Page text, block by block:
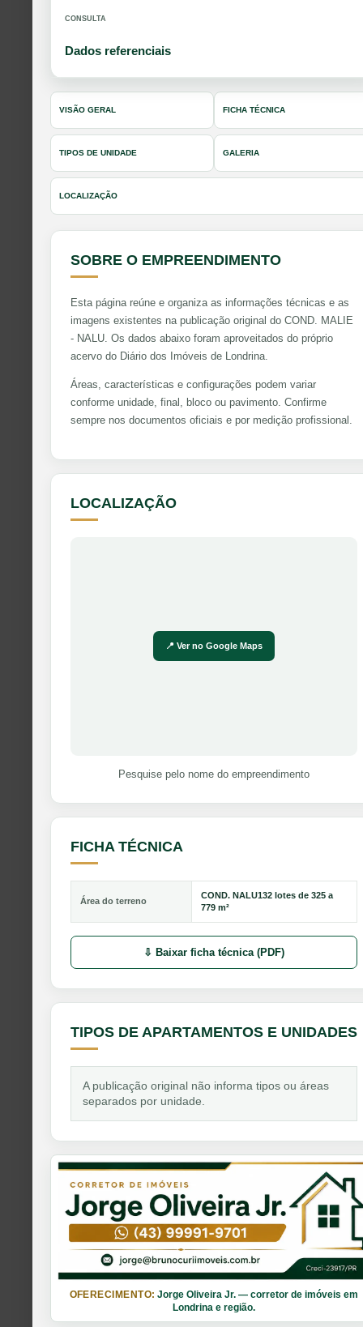
CONSULTA
Dados referenciais
VISÃO GERAL FICHA TÉCNICA
TIPOS DE UNIDADE GALERIA
LOCALIZAÇÃO
SOBRE O EMPREENDIMENTO
Esta página reúne e organiza as informações técnicas e as
imagens existentes na publicação original do COND. MALIE
- NALU. Os dados abaixo foram aproveitados do próprio
acervo do Diário dos Imóveis de Londrina.
Áreas, características e configurações podem variar
conforme unidade, final, bloco ou pavimento. Confirme
sempre nos documentos oficiais e por medição profissional.
LOCALIZAÇÃO
📍 Ver no Google Maps
Pesquise pelo nome do empreendimento
FICHA TÉCNICA
Área do terreno
COND. NALU132 lotes de 325 a
779 m²
⇩ Baixar ficha técnica (PDF)
TIPOS DE APARTAMENTOS E UNIDADES
A publicação original não informa tipos ou áreas
separados por unidade.
OFERECIMENTO: Jorge Oliveira Jr. — corretor de imóveis em
Londrina e região.